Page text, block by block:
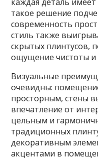
каждая деталь имеет
такое решение
современность
стиль также
скрытых плинтусов,
ощущение чистоты и
Визуальные
очевидны:
просторным, стены
впечатление от
цельным и
традиционных
декоративным
акцентами в